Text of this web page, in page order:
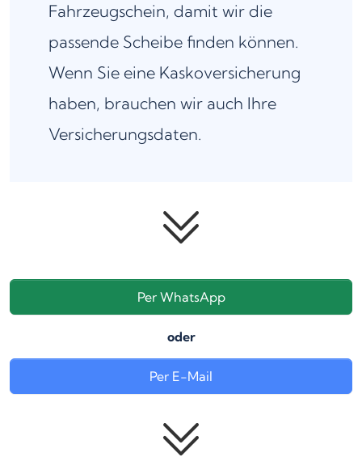
Fahrzeugschein, damit wir die
passende Scheibe finden können.
Wenn Sie eine Kaskoversicherung
haben, brauchen wir auch Ihre
Versicherungsdaten.
Per WhatsApp
oder
Per E-Mail